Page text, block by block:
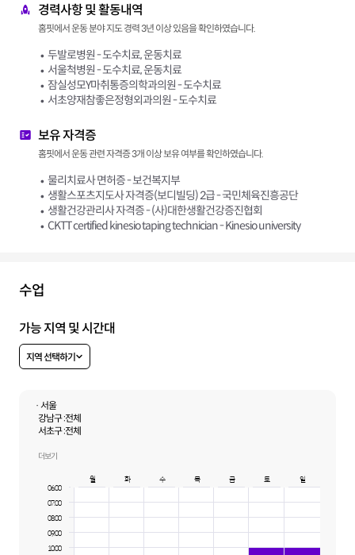
경력사항 및 활동내역
홈핏에서 운동 분야 지도 경력 3년 이상 있음을 확인하였습니다.
두발로병원 - 도수치료, 운동치료
서울척병원 - 도수치료, 운동치료
잠실성모Y마취통증의학과의원 - 도수치료
서초양재참좋은정형외과의원 - 도수치료
보유 자격증
홈핏에서 운동 관련 자격증 3개 이상 보유 여부를 확인하였습니다.
물리치료사 면허증 - 보건복지부
생활스포츠지도사 자격증(보디빌딩) 2급 - 국민체육진흥공단
생활건강관리사 자격증 - (사)대한생활건강증진협회
CKTT certified kinesio taping technician - Kinesio university
수업
가능 지역 및 시간대
지역 선택하기
· 서울
강남구 :전체
서초구 :전체
성북구 :
더보기
월 화 수 목 금 토
일
06:00
07:00
08:00
09:00
10:00